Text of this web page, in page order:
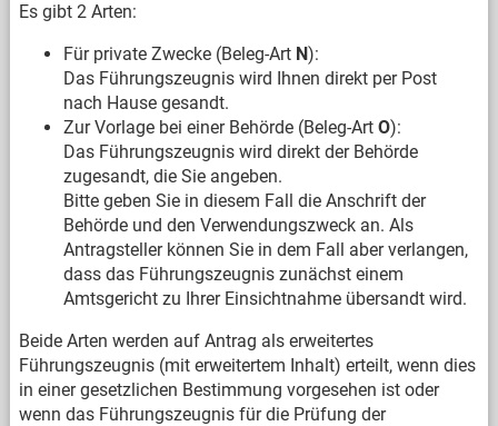
Es gibt 2 Arten:
Für private Zwecke (Beleg-Art N):
Das Führungszeugnis wird Ihnen direkt per Post
nach Hause gesandt.
Zur Vorlage bei einer Behörde (Beleg-Art O):
Das Führungszeugnis wird direkt der Behörde
zugesandt, die Sie angeben.
Bitte geben Sie in diesem Fall die Anschrift der
Behörde und den Verwendungszweck an. Als
Antragsteller können Sie in dem Fall aber verlangen,
dass das Führungszeugnis zunächst einem
Amtsgericht zu Ihrer Einsichtnahme übersandt wird.
Beide Arten werden auf Antrag als erweitertes
Führungszeugnis (mit erweitertem Inhalt) erteilt, wenn dies
in einer gesetzlichen Bestimmung vorgesehen ist oder
wenn das Führungszeugnis für die Prüfung der